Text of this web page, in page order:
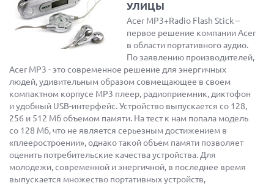
УЛИЦЫ
Acer MP3+Radio Flash Stick –
первое решение компании Acer
в области портативного аудио.
По заявлению производителей,
Acer MP3 - это современное решение для энергичных
людей, удивительным образом совмещающее в своем
компактном корпусе MP3 плеер, радиоприемник, диктофон
и удобный USB-интерфейс. Устройство выпускается со 128,
256 и 512 Мб объемом памяти. На тест к нам попала модель
со 128 Мб, что не является серьезным достижением в
«плееростроении», однако такой объем памяти позволяет
оценить потребительские качества устройства. Для
молодежи, современной и энергичной, в последнее время
выпускается множество портативных устройств,